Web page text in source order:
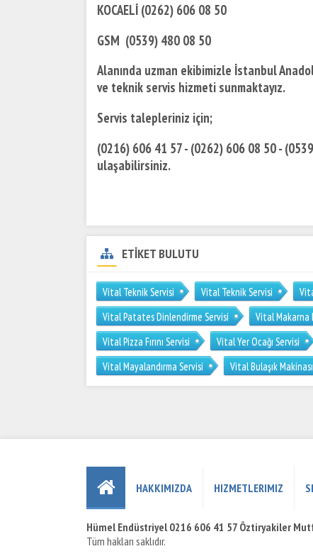
KOCAELİ (0262) 606 08 50
GSM (0539) 480 08 50
Alanında uzman ekibimizle İstanbul
ve teknik servis hizmeti sunmaktayız.
Servis talepleriniz için;
(0216) 606 41 57 - (0262) 606 08 50 -
ulaşabilirsiniz.
ETİKET BULUTU
Vital Teknik Servisi Vital Teknik Servisi
Vital Patates Dinlendirme Servisi
Vital Makarna
Vital Pizza Fırını Servisi
Vital Yer Ocağı Servisi
Vital Mayalandırma Servisi
Vital Bulaşık
HAKKIMIZDA HIZMETLERIMIZ
Hümel Endüstriyel 0216 606 41 57 Öztiryakiler
Tüm hakları saklıdır.